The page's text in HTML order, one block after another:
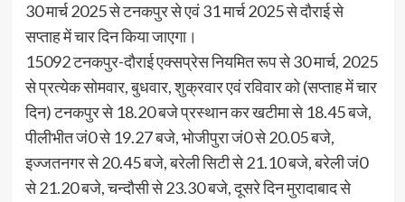
30 मार्च 2025 से टनकपुर से एवं 31 मार्च 2025 से दौराई से
सप्ताह में चार दिन किया जाएगा।
15092 टनकपुर-दौराई एक्सप्रेस नियमित रूप से 30 मार्च, 2025
से प्रत्येक सोमवार, बुधवार, शुक्रवार एवं रविवार को (सप्ताह में चार
दिन) टनकपुर से 18.20 बजे प्रस्थान कर खटीमा से 18.45 बजे,
पीलीभीत जं0 से 19.27 बजे, भोजीपुरा जं0 से 20.05 बजे,
इज्जतनगर से 20.45 बजे, बरेली सिटी से 21.10 बजे, बरेली जं0
से 21.20 बजे, चन्दौसी से 23.30 बजे, दूसरे दिन मुरादाबाद से